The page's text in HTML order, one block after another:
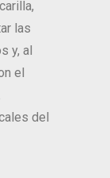
las
y, al
el
del